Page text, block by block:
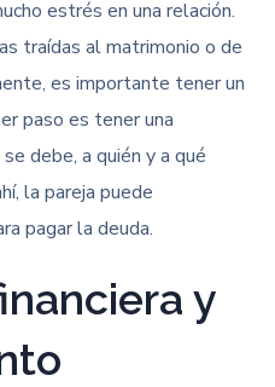
estrés en una relación.
traídas al matrimonio o de
es importante tener un
paso es tener una
debe, a quién y a qué
la pareja puede
pagar la deuda.
y